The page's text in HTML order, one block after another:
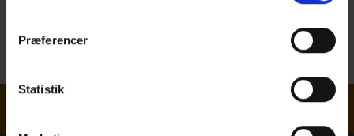
Præferencer
Statistik
Bliv medlem